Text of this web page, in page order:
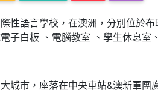
性語言學校，在澳洲，分別位於
子白板 、電腦教室 、學生休息室
城市，座落在中央車站&澳新軍